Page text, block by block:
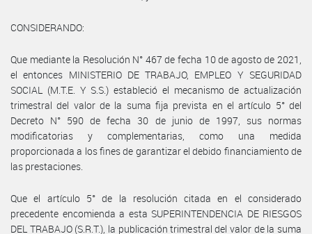
CONSIDERANDO:
Que mediante la Resolución N° 467 de fecha 10 de agosto de 2021,
el entonces MINISTERIO DE TRABAJO, EMPLEO Y SEGURIDAD
SOCIAL (M.T.E. Y S.S.) estableció el mecanismo de actualización
trimestral del valor de la suma fija prevista en el artículo 5° del
Decreto N° 590 de fecha 30 de junio de 1997, sus normas
modificatorias y complementarias, como una medida
proporcionada a los fines de garantizar el debido financiamiento de
las prestaciones.
Que el artículo 5° de la resolución citada en el considerado
precedente encomienda a esta SUPERINTENDENCIA DE RIESGOS
DEL TRABAJO (S.R.T.), la publicación trimestral del valor de la suma